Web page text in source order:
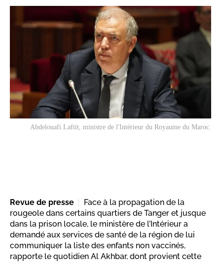
Abdelouafi Laftit, ministre de l'Intérieur du Royaume du Maroc.
Revue de presse
Face à la propagation de la
rougeole dans certains quartiers de Tanger et jusque
dans la prison locale, le ministère de l’Intérieur a
demandé aux services de santé de la région de lui
communiquer la liste des enfants non vaccinés,
rapporte le quotidien Al Akhbar, dont provient cette